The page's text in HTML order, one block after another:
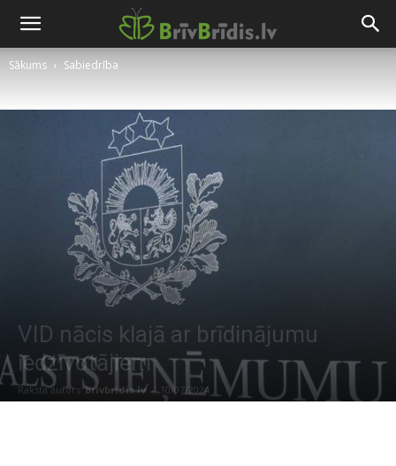
Sākums Sabiedrība
VID nācis klajā ar brīdinājumu
iedzīvotājiem
Raksta autors Brivbridis.lv - 10/07/2024